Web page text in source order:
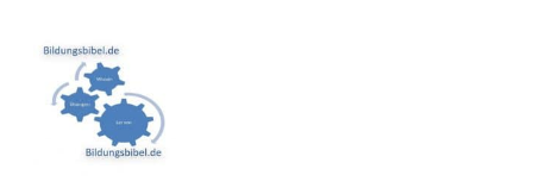
Inhalt
springen